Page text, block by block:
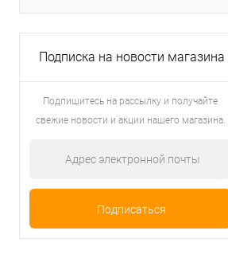
Подписка на новости магазина
Подпишитесь на рассылку и получайте
свежие новости и акции нашего магазина.